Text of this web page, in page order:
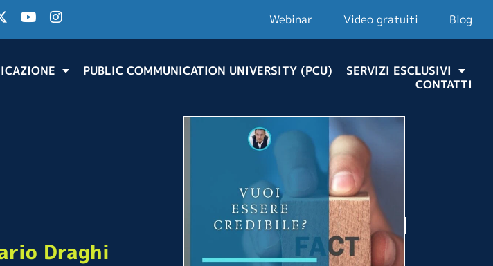
Webinar Video gratuiti Blog
PUBLIC COMMUNICATION UNIVERSITY (PCU)
SERVIZI ESCLUSIVI
CONTATTI
Draghi